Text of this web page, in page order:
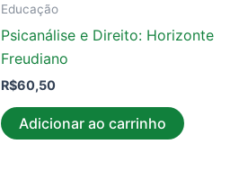
Educação
Psicanálise e Direito: Horizonte
Freudiano
R$60,50
Adicionar ao carrinho